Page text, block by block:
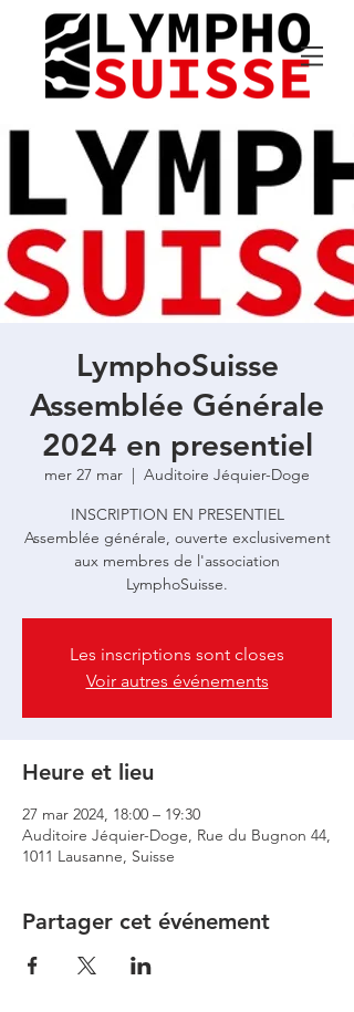
LymphoSuisse
Assemblée Générale
2024 en presentiel
mer 27 mar
  |
Auditoire Jéquier-Doge
INSCRIPTION EN PRESENTIEL
Assemblée générale, ouverte exclusivement
aux membres de l'association
LymphoSuisse.
Les inscriptions sont closes
Voir autres événements
Heure et lieu
27 mar 2024, 18:00 – 19:30
Auditoire Jéquier-Doge, Rue du Bugnon 44,
1011 Lausanne, Suisse
Partager cet événement